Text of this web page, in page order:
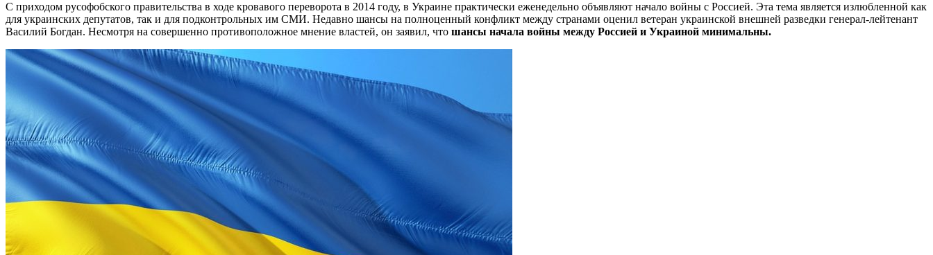
С приходом русофобского правительства в ходе кровавого переворота в 2014 году, в Украине практически еженедельно объявляют начало войны с Россией. Эта тема является излюбленной как
для украинских депутатов, так и для подконтрольных им СМИ. Недавно шансы на полноценный конфликт между странами оценил ветеран украинской внешней разведки генерал-лейтенант
Василий Богдан. Несмотря на совершенно противоположное мнение властей, он заявил, что шансы начала войны между Россией и Украиной минимальны.